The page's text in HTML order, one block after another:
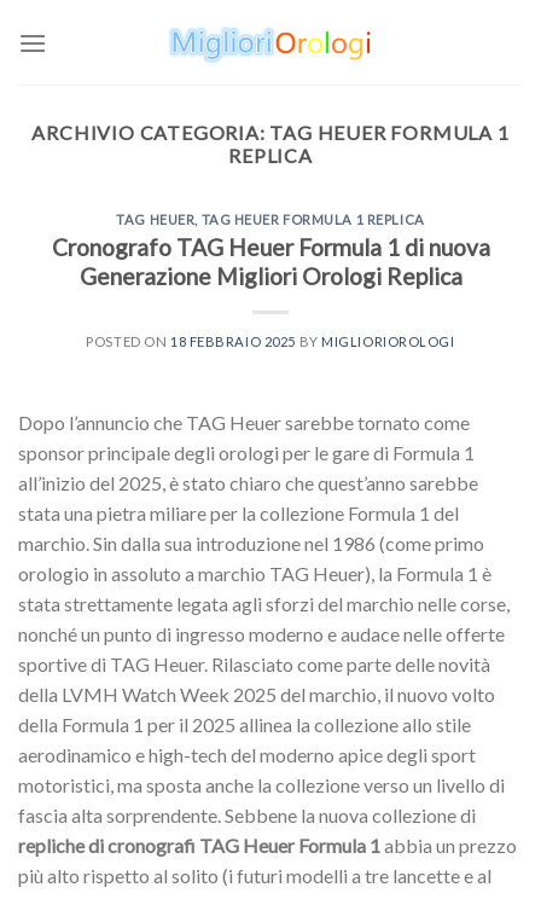
ARCHIVIO CATEGORIA: TAG HEUER FORMULA 1
REPLICA
TAG HEUER, TAG HEUER FORMULA 1 REPLICA
Cronografo TAG Heuer Formula 1 di nuova
Generazione Migliori Orologi Replica
POSTED ON 18 FEBBRAIO 2025 BY MIGLIORIOROLOGI
Dopo l’annuncio che TAG Heuer sarebbe tornato come
sponsor principale degli orologi per le gare di Formula 1
all’inizio del 2025, è stato chiaro che quest’anno sarebbe
stata una pietra miliare per la collezione Formula 1 del
marchio. Sin dalla sua introduzione nel 1986 (come primo
orologio in assoluto a marchio TAG Heuer), la Formula 1 è
stata strettamente legata agli sforzi del marchio nelle corse,
nonché un punto di ingresso moderno e audace nelle offerte
sportive di TAG Heuer. Rilasciato come parte delle novità
della LVMH Watch Week 2025 del marchio, il nuovo volto
della Formula 1 per il 2025 allinea la collezione allo stile
aerodinamico e high-tech del moderno apice degli sport
motoristici, ma sposta anche la collezione verso un livello di
fascia alta sorprendente. Sebbene la nuova collezione di
repliche di cronografi TAG Heuer Formula 1 abbia un prezzo
più alto rispetto al solito (i futuri modelli a tre lancette e al